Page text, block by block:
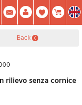
Summary
Password
back
rilievo senza cornice